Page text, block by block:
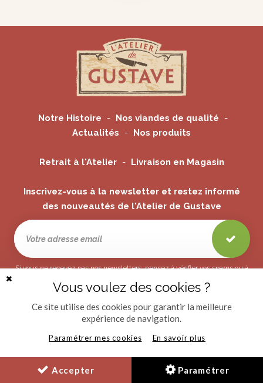
Notre Histoire
Nos viandes de qualité
Actualités
Nos produits
Retrait à l'Atelier Livraison en Magasin
Inscrivez-vous à la newsletter et restez informé
des nouveautés de l'Atelier de Gustave
Si vous ne recevez pas nos newsletters, pensez à vérifier vos spams ou à
© L'Atelier de Gustave 2021
Provencia
Créé avec passion par Pure Illusion
bannière
Vous voulez des cookies ?
Ce site utilise des cookies pour garantir la meilleure
expérience de navigation.
Paramétrer mes cookies En savoir plus
Accepter Paramétrer